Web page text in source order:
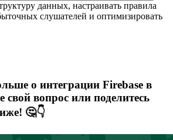
данных, настраивать правила
слушателей и оптимизировать
о интеграции Firebase в
свой вопрос или поделитесь
🤔👇